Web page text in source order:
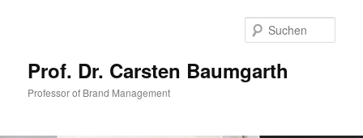
Prof. Dr. Carsten Baumgarth
Professor of Brand Management